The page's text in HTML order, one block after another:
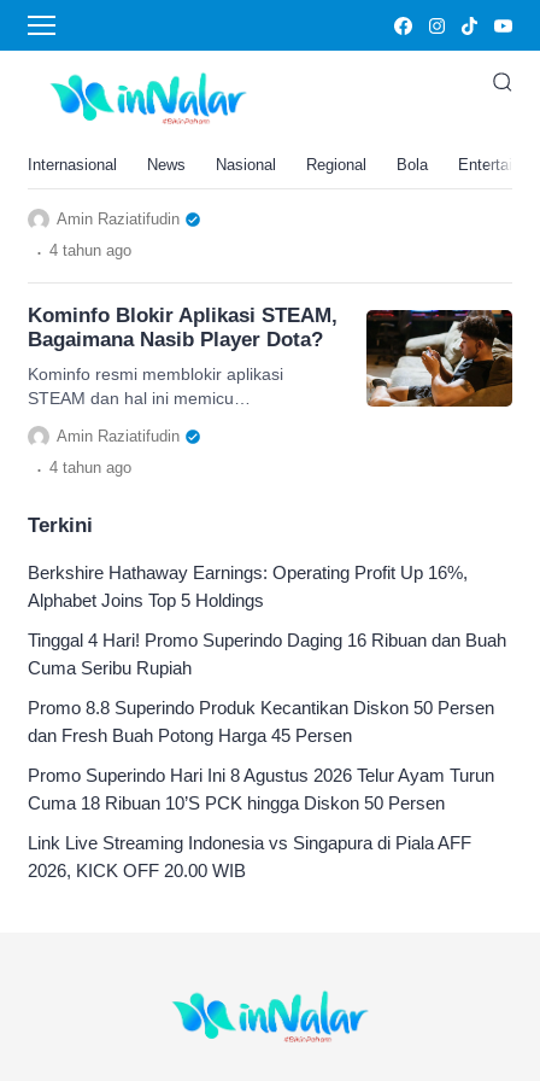
Internasional News Nasional Regional Bola
Dota
Kominfo Blokir Aplikasi STEAM,
Bagaimana Nasib Player Dota?
Kominfo resmi memblokir aplikasi
perbincangan hangat di media sosial
terkait nasib player Dota kedepan.
Amin Raziatifudin
. 4 tahun ago
Kominfo Blokir Aplikasi STEAM,
Bagaimana Nasib Player Dota?
Kominfo resmi memblokir aplikasi
STEAM dan hal ini memicu
perbincangan hangat di media sosial
terkait nasib player Dota kedepan.
Amin Raziatifudin
. 4 tahun ago
Terkini
Berkshire Hathaway Earnings: Operating Profit Up 16%,
Alphabet Joins Top 5 Holdings
Tinggal 4 Hari! Promo Superindo Daging 16 Ribuan dan Buah
Cuma Seribu Rupiah
Promo 8.8 Superindo Produk Kecantikan Diskon 50 Persen
dan Fresh Buah Potong Harga 45 Persen
Promo Superindo Hari Ini 8 Agustus 2026 Telur Ayam Turun
Cuma 18 Ribuan 10’S PCK hingga Diskon 50 Persen
Link Live Streaming Indonesia vs Singapura di Piala AFF
2026, KICK OFF 20.00 WIB